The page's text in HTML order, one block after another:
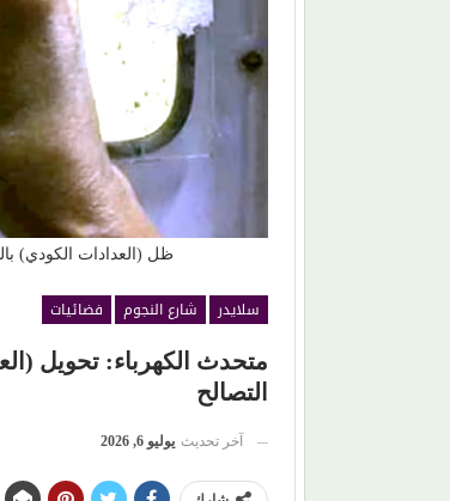
ظل (العدادات الكودي)
سلايدر شارع النجوم
فضائيات
متحدث الكهرباء: تحويل
التصالح
آخر تحديث يوليو 6, 2026
(مصطفى النجار) يحرك
بمشاهدة السقوط